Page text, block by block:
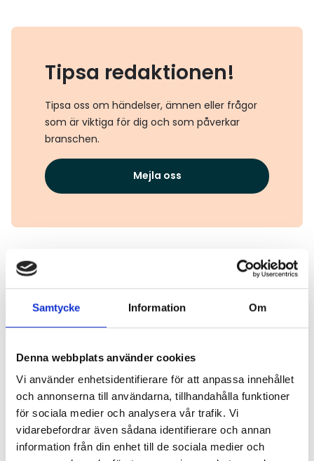
Samtycke Information Om
Denna webbplats använder cookies
Vi använder enhetsidentifierare för att anpassa innehållet
och annonserna till användarna, tillhandahålla funktioner
för sociala medier och analysera vår trafik. Vi
vidarebefordrar även sådana identifierare och annan
information från din enhet till de sociala medier och
Tipsa redaktionen!
Tipsa oss om händelser, ämnen eller frågor
som är viktiga för dig och som påverkar
branschen.
Mejla oss
Läs även
Läs mer